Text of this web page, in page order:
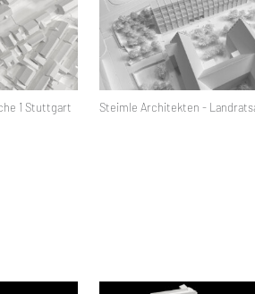
1 Stuttgart Steimle Architekten -